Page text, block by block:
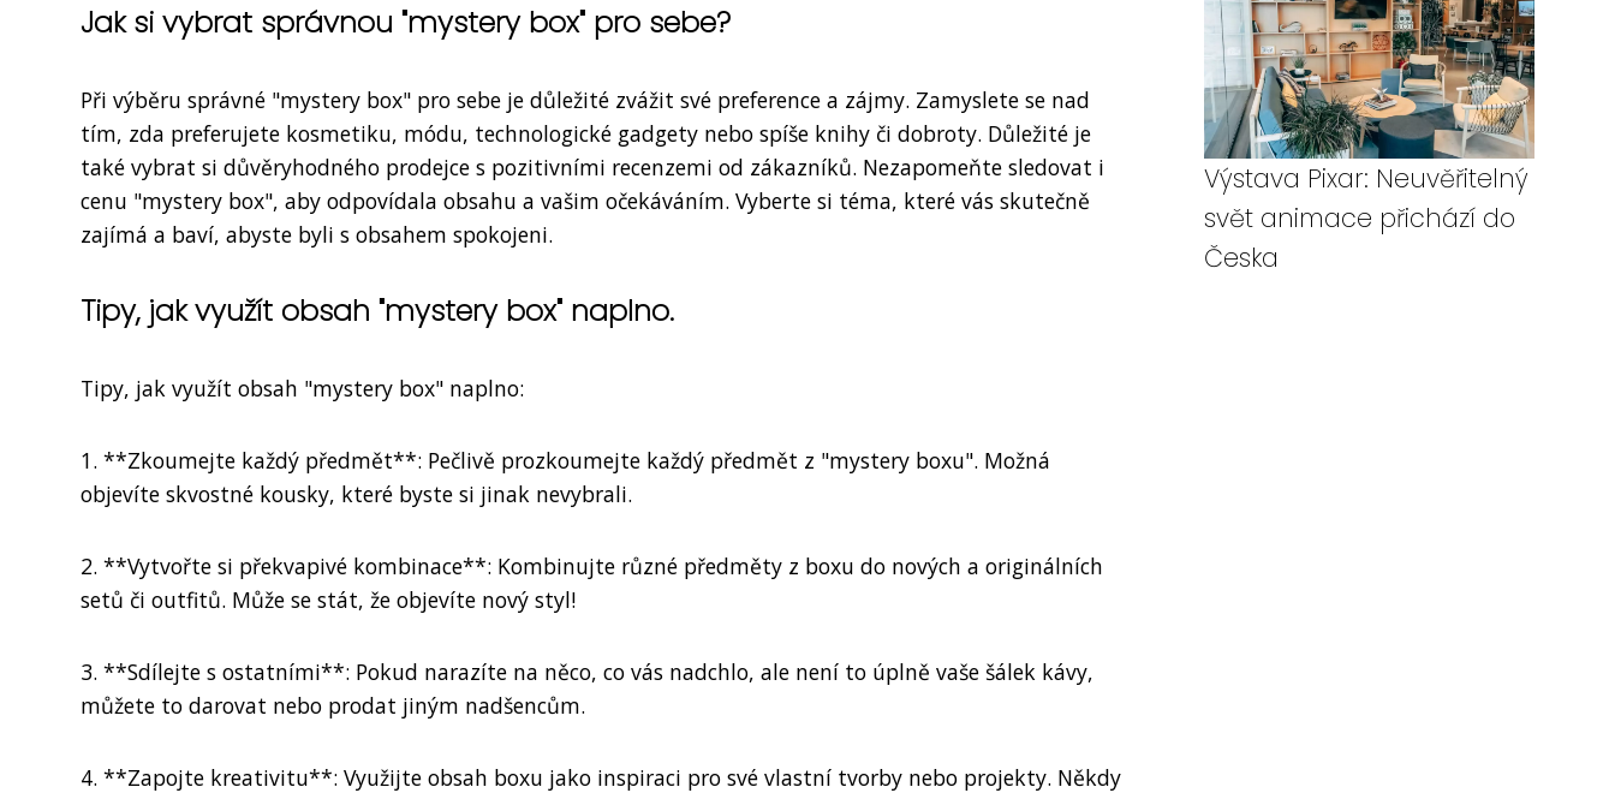
Jak si vybrat správnou "mystery box" pro sebe?
Při výběru správné "mystery box" pro sebe je důležité zvážit své preference a zájmy. Zamyslete se nad
tím, zda preferujete kosmetiku, módu, technologické gadgety nebo spíše knihy či dobroty. Důležité je
také vybrat si důvěryhodného prodejce s pozitivními recenzemi od zákazníků. Nezapomeňte sledovat i
cenu "mystery box", aby odpovídala obsahu a vašim očekáváním. Vyberte si téma, které vás skutečně
zajímá a baví, abyste byli s obsahem spokojeni.
Tipy, jak využít obsah "mystery box" naplno.
Tipy, jak využít obsah "mystery box" naplno:
1. **Zkoumejte každý předmět**: Pečlivě prozkoumejte každý předmět z "mystery boxu". Možná
objevíte skvostné kousky, které byste si jinak nevybrali.
2. **Vytvořte si překvapivé kombinace**: Kombinujte různé předměty z boxu do nových a originálních
setů či outfitů. Může se stát, že objevíte nový styl!
3. **Sdílejte s ostatními**: Pokud narazíte na něco, co vás nadchlo, ale není to úplně vaše šálek kávy,
můžete to darovat nebo prodat jiným nadšencům.
4. **Zapojte kreativitu**: Využijte obsah boxu jako inspiraci pro své vlastní tvorby nebo projekty. Někdy
Výstava Pixar: Neuvěřitelný
svět animace přichází do
Česka